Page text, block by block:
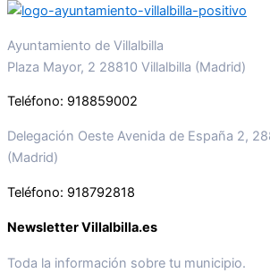
Ayuntamiento de Villalbilla
Plaza Mayor, 2 28810 Villalbilla (Madrid)
Teléfono: 918859002
Delegación Oeste Avenida de España 2,
(Madrid)
Teléfono: 918792818
Newsletter Villalbilla.es
Toda la información sobre tu municipio.